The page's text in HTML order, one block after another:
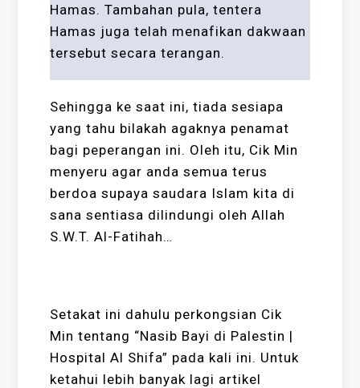
Hamas. Tambahan pula, tentera
Hamas juga telah menafikan dakwaan
tersebut secara terangan.
Sehingga ke saat ini, tiada sesiapa
yang tahu bilakah agaknya penamat
bagi peperangan ini. Oleh itu, Cik Min
menyeru agar anda semua terus
berdoa supaya saudara Islam kita di
sana sentiasa dilindungi oleh Allah
S.W.T. Al-Fatihah…
Setakat ini dahulu perkongsian Cik
Min tentang “Nasib Bayi di Palestin |
Hospital Al Shifa” pada kali ini. Untuk
ketahui lebih banyak lagi artikel